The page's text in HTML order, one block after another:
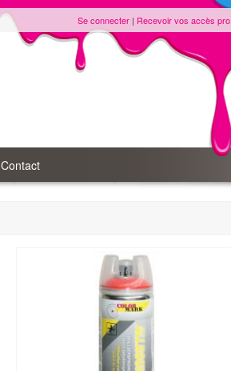
Se connecter | Recevoir vos accès pro
Contact